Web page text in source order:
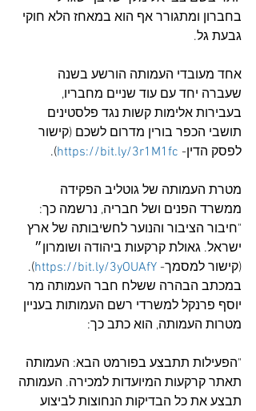
בחברון ומתגורר אף הוא במאחז הלא חוקי
גבעת גל.
אחד מעובדי העמותה הורשע בשנה
שעברה יחד עם עוד שניים מחבריו,
בעבירות אלימות קשות נגד פלסטינים
תושבי הכפר בורין מדרום לשכם (קישור
לפסק הדין- https://bit.ly/3r1M1fc
).
מטרת העמותה של גוטליב הפקידה
ממשרד הפנים ושל חבריה, נרשמה כך:
"חיבור הציבור והנוער לחשיבותה של ארץ
ישראל. גאולת קרקעות ביהודה ושומרון״
(קישור למסמך- https://bit.ly/3yOUAfY
).
במכתב הבהרה ששלח חבר העמותה מר
יוסף פרנקל למשרדי רשם העמותות בעניין
מטרות העמותה, הוא כתב כך:
"הפעילות תתבצע בפורמט הבא: העמותה
תאתר קרקעות המיועדות למכירה. העמותה
תבצע את כל הבדיקות הנחוצות לביצוע